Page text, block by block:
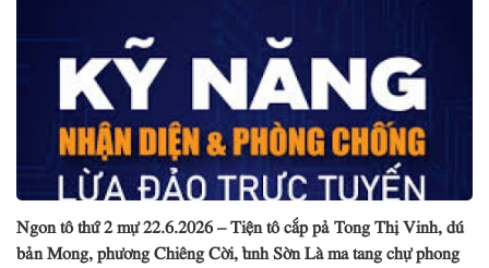
Ngon tô thứ 2 mự 22.6.2026 – Tiện tô cắp pả Tong Thị Vinh, dú
bản Mong, phương Chiêng Cời, tỉnh Sờn Là ma tang chự phong